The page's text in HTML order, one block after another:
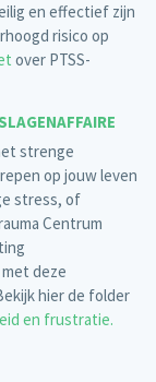
en effectief zijn
risico op
over PTSS-
strenge
op jouw leven
stress, of
Centrum
deze
hier de folder
en frustratie.